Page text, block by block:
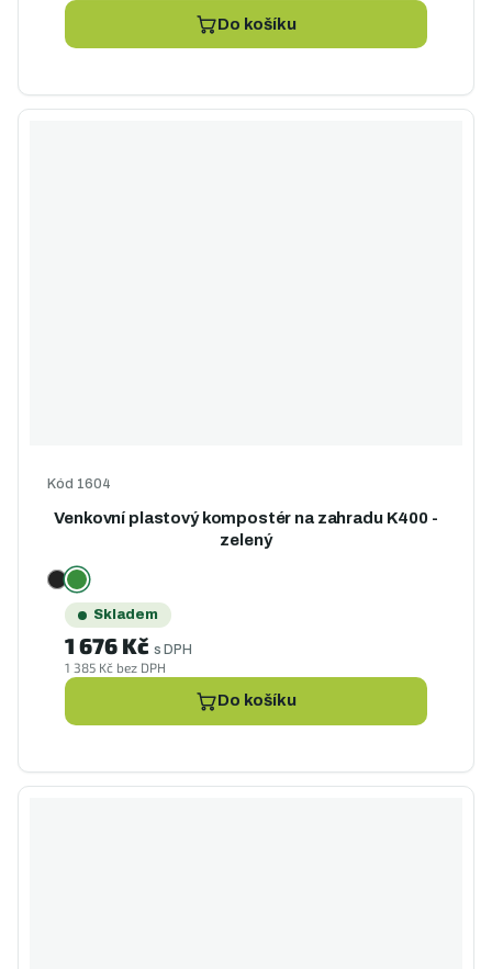
Do košíku
Venkovní plastový kompostér na zahradu K400 -
zelený
Kód 1604
Skladem
1 385 Kč bez DPH
1 676 Kč s DPH
Do košíku